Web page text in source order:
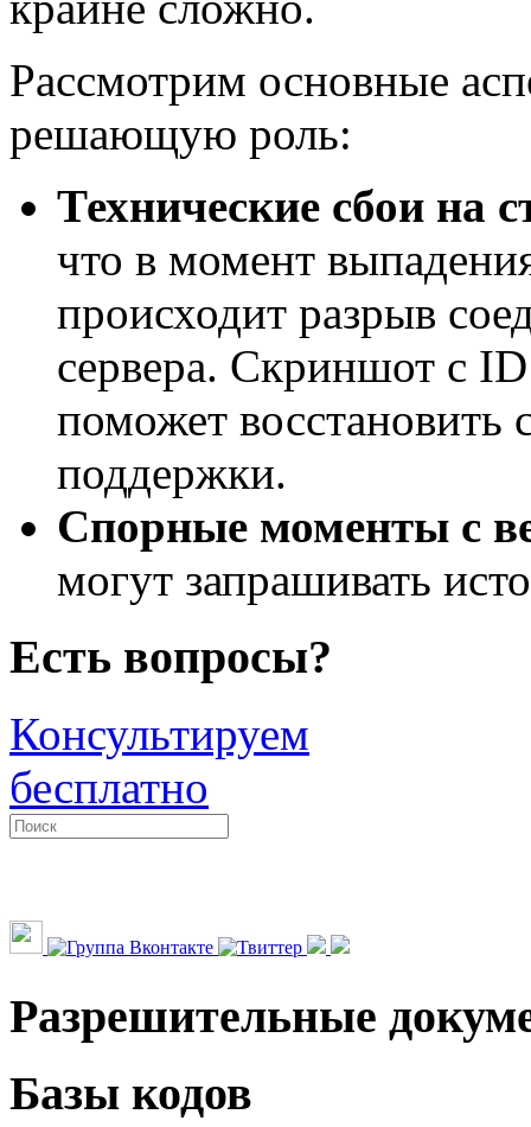
Рассмотрим основные
решающую роль:
Технические сбои на
что в момент
происходит разрыв
сервера. Скриншот с
поможет восстановить
поддержки.
Спорные моменты с
могут запрашивать
Есть вопросы?
Консультируем
бесплатно
Разрешительные
Базы кодов